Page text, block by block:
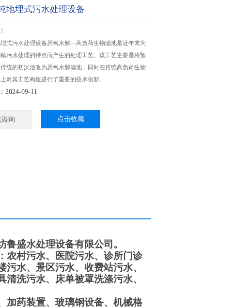
地埋式污水处理设备
式污水处理设备厌氧水解―高负荷生物滤池是近年来为
污水处理的特点而产生的处理工艺。该工艺主要是将预
统的初沉池改为厌氧水解滤池，同时在传统高负荷生物
对其工艺构造进行了重要的技术创新。
2024-09-11
询 点击收藏
盛水处理设备有限公司。
农村污水、医院污水、诊所门诊
水、景区污水、收费站污水、
洗污水、床单被罩洗涤污水、
加药装置、玻璃钢设备、机械格